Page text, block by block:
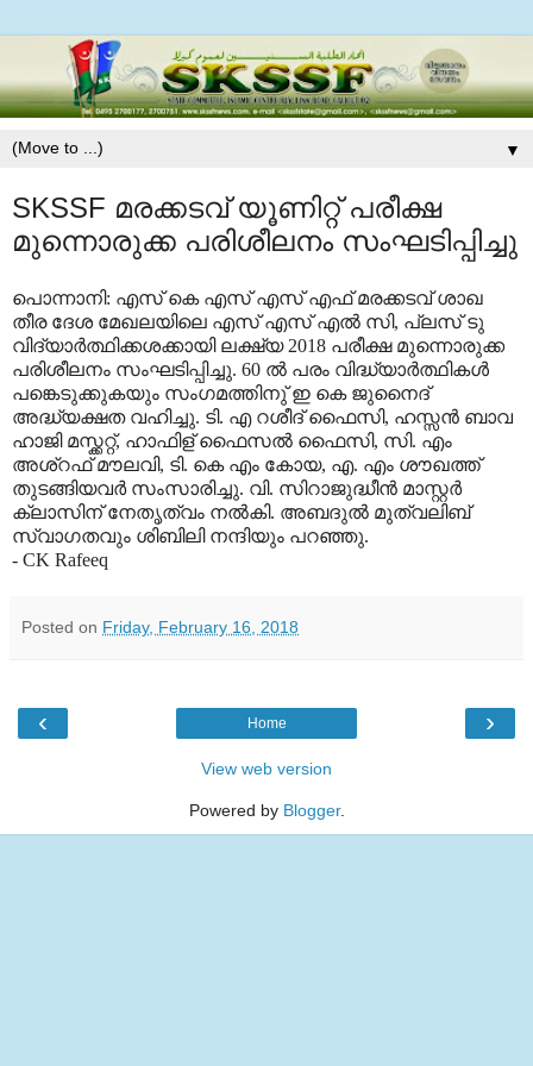
▼
SKSSF മരക്കടവ് യൂണിറ്റ് പരീക്ഷ
മുന്നൊരുക്ക പരിശീലനം സംഘടിപ്പിച്ചു
പൊന്നാനി: എസ് കെ എസ് എസ് എഫ് മരക്കടവ് ശാഖ
തീര ദേശ മേഖലയിലെ എസ് എസ് എൽ സി, പ്ലസ് ടു
വിദ്യാർത്ഥിക്കശക്കായി ലക്ഷ്യ 2018 പരീക്ഷ മുന്നൊരുക്ക
പരിശീലനം സംഘടിപ്പിച്ചു. 60 ൽ പരം വിദ്ധ്യാർത്ഥികൾ
പങ്കെടുക്കുകയും സംഗമത്തിനു് ഇ കെ ജുനൈദ്
അദ്ധ്യക്ഷത വഹിച്ചു. ടി. എ റശീദ് ഫൈസി, ഹസ്സൻ ബാവ
ഹാജി മസ്ക്കറ്റ്, ഹാഫിള് ഫൈസൽ ഫൈസി, സി. എം
അശ്റഫ് മൗലവി, ടി. കെ എം കോയ, എ. എം ശൗഖത്ത്
തുടങ്ങിയവർ സംസാരിച്ചു. വി. സിറാജുദ്ധീൻ മാസ്റ്റർ
ക്ലാസിന് നേതൃത്വം നൽകി. അബദുൽ മുത്വലിബ്
സ്വാഗതവും ശിബിലി നന്ദിയും പറഞ്ഞു.
- CK Rafeeq
Posted on Friday, February 16, 2018
‹ ›
Home
View web version
Powered by Blogger.